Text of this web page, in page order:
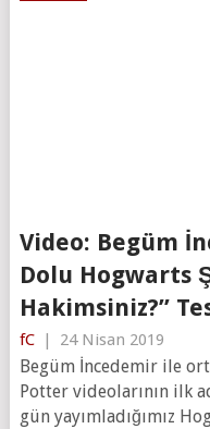
Video: Begüm
Dolu Hogwarts
Hakimsiniz?”
fC 24 Nisan 2019
Begüm İncedemir ile
Potter videolarının ilk
gün yayımladığımız